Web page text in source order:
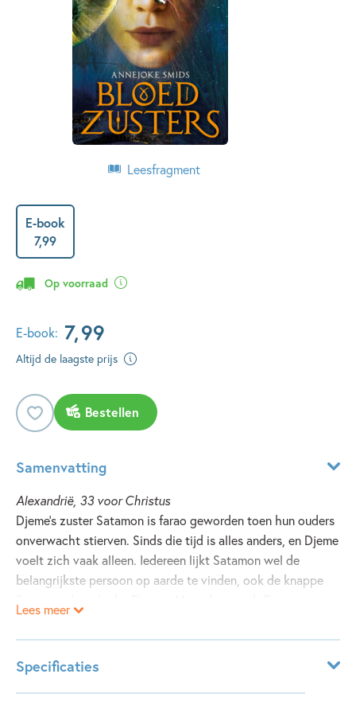
Leesfragment
E-book
7,99
Op voorraad
E-book: 7,99
Altijd de laagste prijs
Bestellen
Samenvatting
Alexandrië, 33 voor Christus
Djeme’s zuster Satamon is farao geworden toen hun ouders
onverwacht stierven. Sinds die tijd is alles anders, en Djeme
voelt zich vaak alleen. Iedereen lijkt Satamon wel de
belangrijkste persoon op aarde te vinden, ook de knappe
benaderd door een man die beweert dat haar ouders
vermoord zijn. En dat iemand in het paleis daarachter zit.
Samen met haar trouwe bediende Kai gaat Djeme op zoek
naar de waarheid. En daarbij ontdekt ze dingen die haar
eigen leven in gevaar brengen…
Lees meer
Specificaties
Leeftijdsindicatie: 12 - 99 jaar